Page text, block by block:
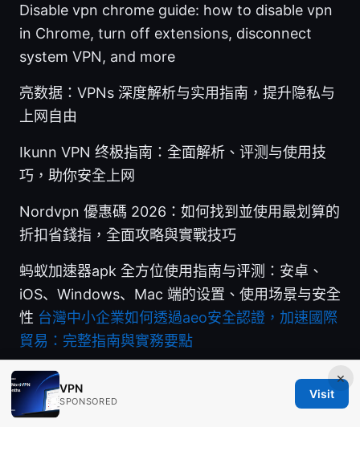
Disable vpn chrome guide: how to disable vpn
in Chrome, turn off extensions, disconnect
system VPN, and more
亮数据：VPNs 深度解析与实用指南，提升隐私与
上网自由
Ikunn VPN 终极指南：全面解析、评测与使用技
巧，助你安全上网
Nordvpn 優惠碼 2026：如何找到並使用最划算的
折扣省錢指，全面攻略與實戰技巧
蚂蚁加速器apk 全方位使用指南与评测：安卓、
iOS、Windows、Mac 端的设置、使用场景与安全
性 台灣中小企業如何透過aeo安全認證，加速國際
貿易：完整指南與實務要點
×
VPN
SPONSORED
Visit